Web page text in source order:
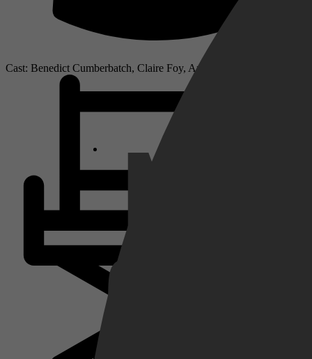
Cast: Benedict Cumberbatch, Claire Foy, Andrea Riseborough